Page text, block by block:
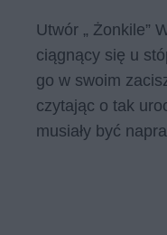
Utwór „ Żonkile”
ciągnący się u
go w swoim
czytając o tak
musiały być